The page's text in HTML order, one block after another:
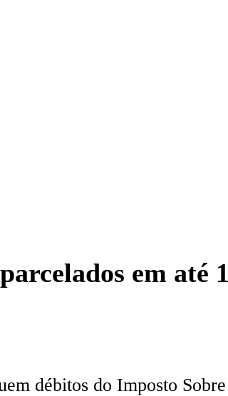
em até
débitos do Imposto